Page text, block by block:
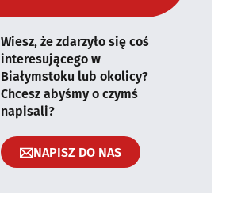
Wiesz, że zdarzyło się coś
interesującego w
Białymstoku lub okolicy?
Chcesz abyśmy o czymś
napisali?
NAPISZ DO NAS